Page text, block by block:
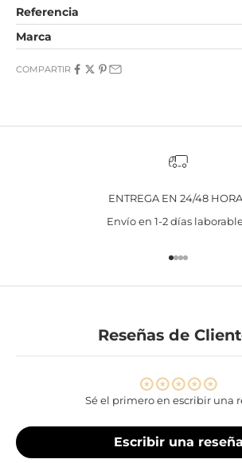
Referencia
Marca
COMPARTIR
ENTREGA EN 24/48
Envío en 1-2 días
Ir al artículo 1
Ir al artículo 2
Ir al artículo 3
Ir al artículo
Reseñas de
Sé el primero en escribir una
Escribir una reseña